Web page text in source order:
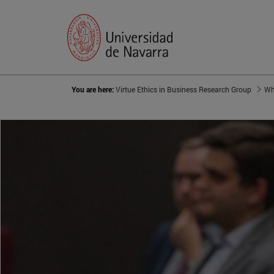
You are here:Virtue Ethics in Business Research Group